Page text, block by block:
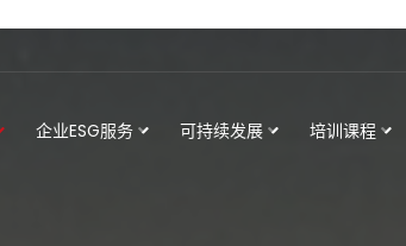
企业ESG服务 可持续发展 培训课程